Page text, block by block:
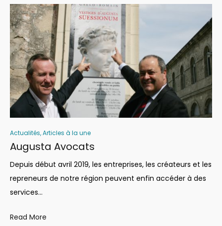
Actualités,Articles à la une
Augusta Avocats
Depuis début avril 2019, les entreprises, les créateurs et les
repreneurs de notre région peuvent enfin accéder à des
services…
Read More